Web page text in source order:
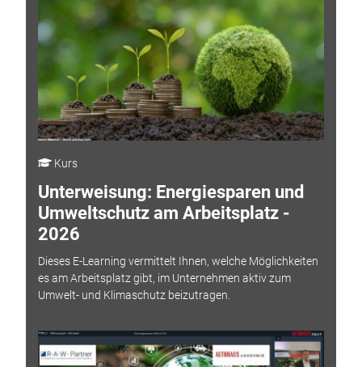
Kurs
Unterweisung: Energiesparen und
Umweltschutz am Arbeitsplatz -
2026
Dieses E-Learning vermittelt Ihnen, welche Möglichkeiten
es am Arbeitsplatz gibt, im Unternehmen aktiv zum
Umwelt- und Klimaschutz beizutragen.